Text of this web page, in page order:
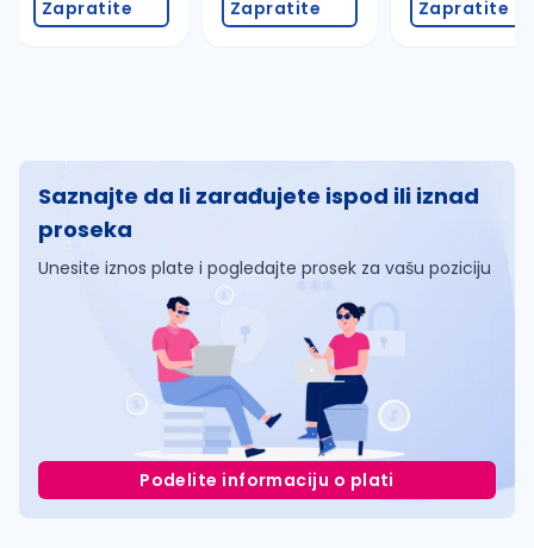
Zapratite Zapratite Zapratite
Saznajte da li zarađujete ispod ili iznad
proseka
Unesite iznos plate i pogledajte prosek za vašu poziciju
Podelite informaciju o plati